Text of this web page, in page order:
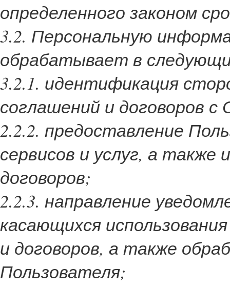
определенного законом
3.2. Персональную
обрабатывает в
3.2.1. идентификация
соглашений и договоров
2.2.2. предоставление
сервисов и услуг, а также
договоров;
2.2.3. направление
касающихся
и договоров, а также
Пользователя;